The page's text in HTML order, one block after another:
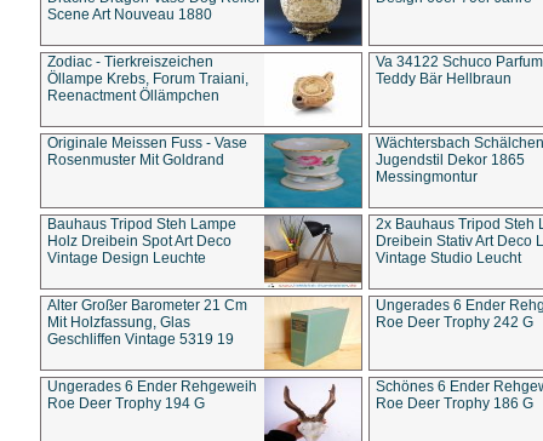
Scene Art Nouveau 1880
Zodiac - Tierkreiszeichen
Öllampe Krebs, Forum Traiani,
Reenactment Öllämpchen
Va 34122 Schuco
Teddy Bär Hellbraun
Originale Meissen Fuss - Vase
Rosenmuster Mit Goldrand
Wächtersbach Schälchen
Jugendstil Dekor 1865
Messingmontur
Bauhaus Tripod Steh Lampe
Holz Dreibein Spot Art Deco
Vintage Design Leuchte
2x Bauhaus Tripod Steh
Dreibein Stativ Art Deco
Vintage Studio Leucht
Alter Großer Barometer 21 Cm
Mit Holzfassung, Glas
Geschliffen Vintage 5319 19
Ungerades 6 Ender
Roe Deer Trophy 242 G
Ungerades 6 Ender Rehgeweih
Roe Deer Trophy 194 G
Schönes 6 Ender
Roe Deer Trophy 186 G